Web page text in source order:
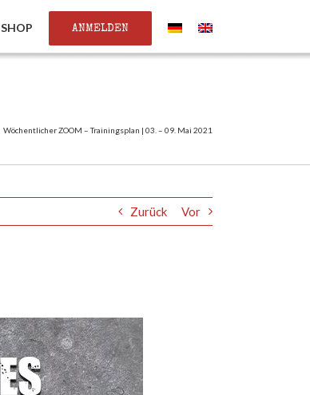
SHOP ANMELDEN
Wöchentlicher ZOOM – Trainingsplan | 03. – 09. Mai 2021
Zurück Vor